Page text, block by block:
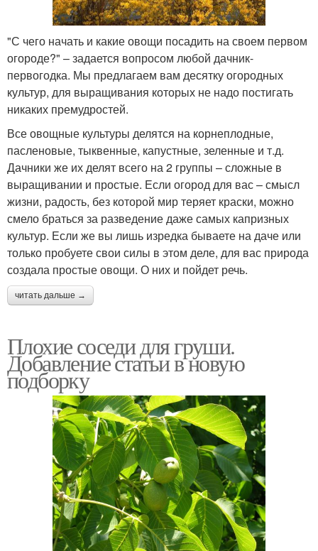
"С чего начать и какие овощи посадить на своем первом
огороде?" – задается вопросом любой дачник-
первогодка. Мы предлагаем вам десятку огородных
культур, для выращивания которых не надо постигать
никаких премудростей.
Все овощные культуры делятся на корнеплодные,
пасленовые, тыквенные, капустные, зеленные и т.д.
Дачники же их делят всего на 2 группы – сложные в
выращивании и простые. Если огород для вас – смысл
жизни, радость, без которой мир теряет краски, можно
смело браться за разведение даже самых капризных
культур. Если же вы лишь изредка бываете на даче или
только пробуете свои силы в этом деле, для вас природа
создала простые овощи. О них и пойдет речь.
читать дальше →
Плохие соседи для груши.
Добавление статьи в новую
подборку